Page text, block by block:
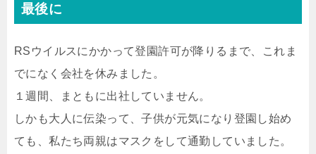
最後に
RSウイルスにかかって登園許可が降りるまで、これま
でになく会社を休みました。
１週間、まともに出社していません。
しかも大人に伝染って、子供が元気になり登園し始め
ても、私たち両親はマスクをして通勤していました。